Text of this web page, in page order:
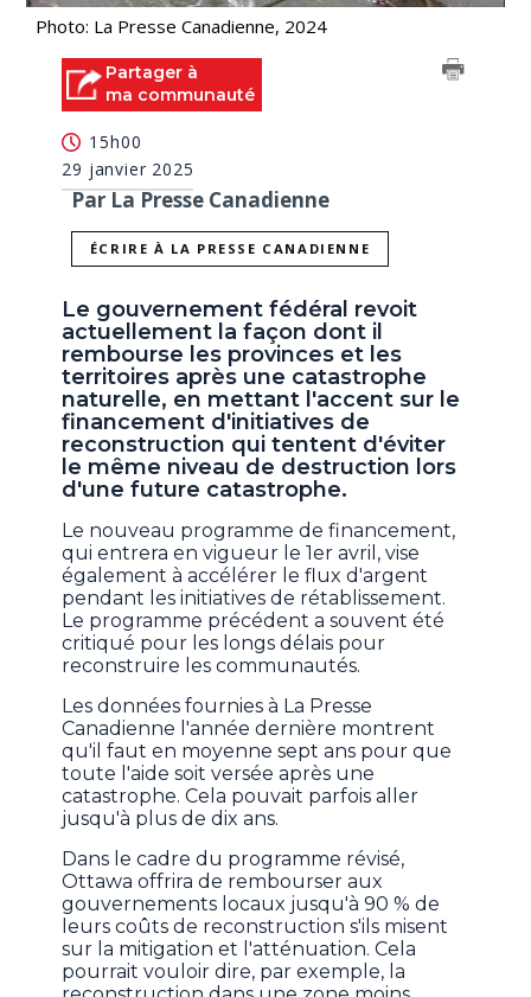
Photo: La Presse Canadienne, 2024
Partager à
ma communauté
15h00
29 janvier 2025
Par La Presse Canadienne
ÉCRIRE À LA PRESSE CANADIENNE
Le gouvernement fédéral revoit
actuellement la façon dont il
rembourse les provinces et les
territoires après une catastrophe
naturelle, en mettant l'accent sur le
financement d'initiatives de
reconstruction qui tentent d'éviter
le même niveau de destruction lors
d'une future catastrophe.
Le nouveau programme de financement,
qui entrera en vigueur le 1er avril, vise
également à accélérer le flux d'argent
pendant les initiatives de rétablissement.
Le programme précédent a souvent été
critiqué pour les longs délais pour
reconstruire les communautés.
Les données fournies à La Presse
Canadienne l'année dernière montrent
qu'il faut en moyenne sept ans pour que
toute l'aide soit versée après une
catastrophe. Cela pouvait parfois aller
jusqu'à plus de dix ans.
Dans le cadre du programme révisé,
Ottawa offrira de rembourser aux
gouvernements locaux jusqu'à 90 % de
leurs coûts de reconstruction s'ils misent
sur la mitigation et l'atténuation. Cela
pourrait vouloir dire, par exemple, la